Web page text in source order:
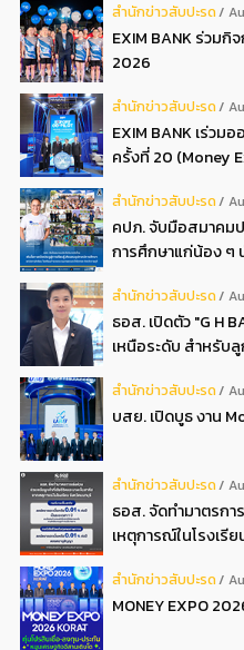
สํานักข่าวสับปะรด
EXIM BANK ร่วมกิ
2026
สํานักข่าวสับปะรด
EXIM BANK เร่วม
ครั้งที่ 20 (Money
สํานักข่าวสับปะรด
คปภ. จับมือสมาคม
การศึกษาแก่น้อง ๆ
สํานักข่าวสับปะรด
ธอส. เปิดตัว "G H
เหนือระดับ สำหรับ
สํานักข่าวสับปะรด
บสย. เปิดบูธ งาน
สํานักข่าวสับปะรด
ธอส. จัดทำมาตรกา
เหตุการณ์ในโรงเ
สํานักข่าวสับปะรด
MONEY EXPO